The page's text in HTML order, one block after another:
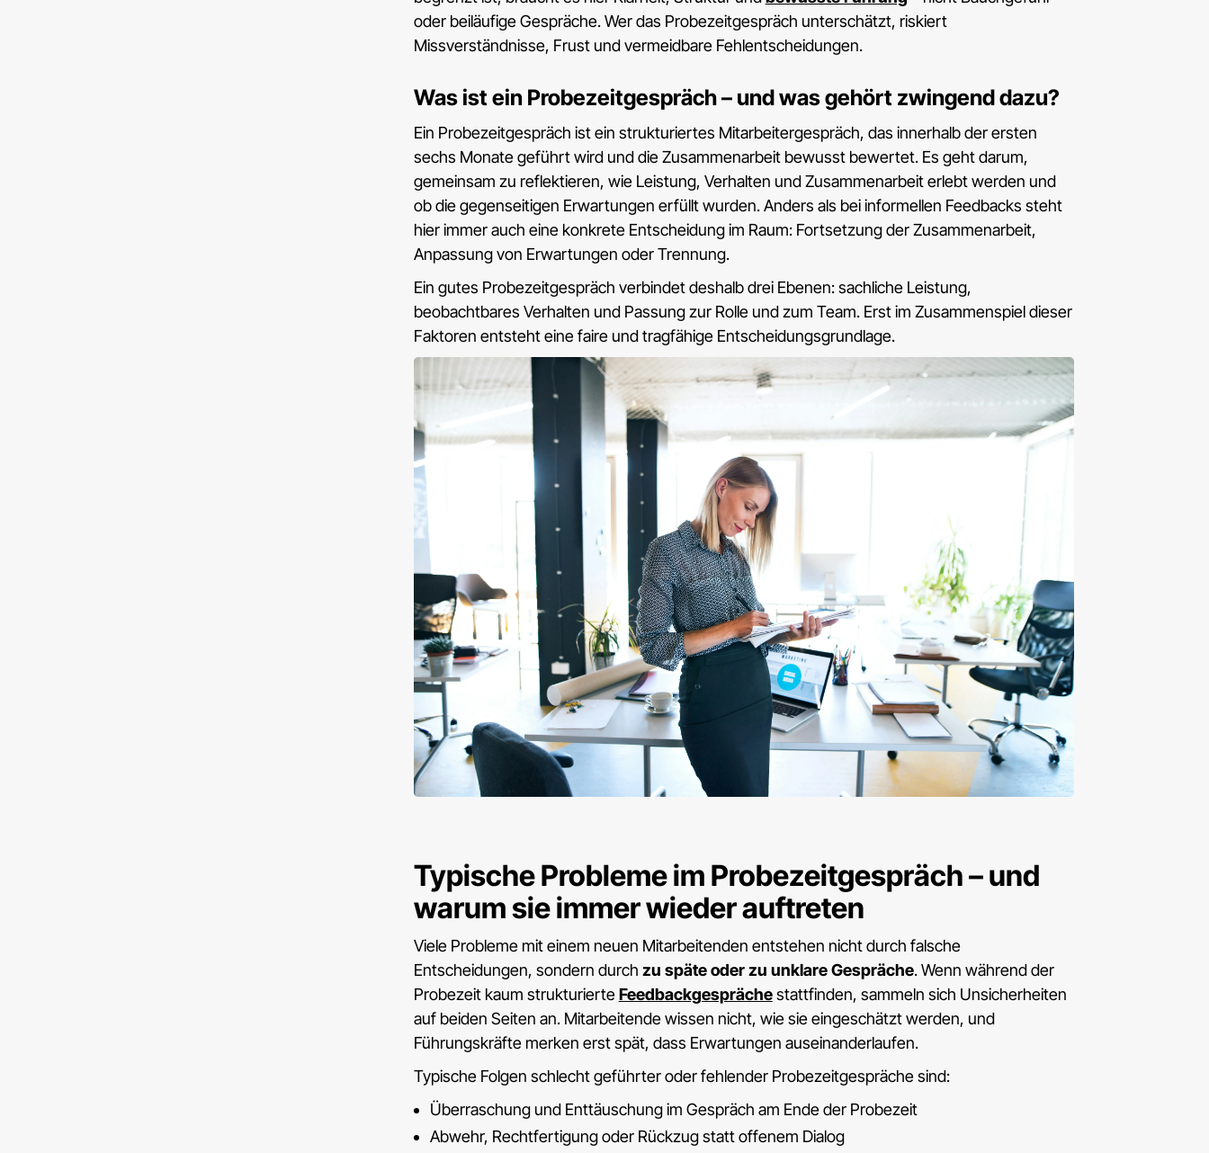
oder beiläufige Gespräche. Wer das Probezeitgespräch unterschätzt, riskiert
Missverständnisse, Frust und vermeidbare Fehlentscheidungen.
Was ist ein Probezeitgespräch – und was gehört zwingend dazu?
Ein Probezeitgespräch ist ein strukturiertes Mitarbeitergespräch, das innerhalb der ersten
sechs Monate geführt wird und die Zusammenarbeit bewusst bewertet. Es geht darum,
gemeinsam zu reflektieren, wie Leistung, Verhalten und Zusammenarbeit erlebt werden und
ob die gegenseitigen Erwartungen erfüllt wurden. Anders als bei informellen Feedbacks steht
hier immer auch eine konkrete Entscheidung im Raum: Fortsetzung der Zusammenarbeit,
Anpassung von Erwartungen oder Trennung.
Ein gutes Probezeitgespräch verbindet deshalb drei Ebenen: sachliche Leistung,
beobachtbares Verhalten und Passung zur Rolle und zum Team. Erst im Zusammenspiel dieser
Faktoren entsteht eine faire und tragfähige Entscheidungsgrundlage.
Typische Probleme im Probezeitgespräch – und
warum sie immer wieder auftreten
Viele Probleme mit einem neuen Mitarbeitenden entstehen nicht durch falsche
Entscheidungen, sondern durch zu späte oder zu unklare Gespräche. Wenn während der
Probezeit kaum strukturierteFeedbackgesprächestattfinden, sammeln sich Unsicherheiten
auf beiden Seiten an. Mitarbeitende wissen nicht, wie sie eingeschätzt werden, und
Führungskräfte merken erst spät, dass Erwartungen auseinanderlaufen.
Typische Folgen schlecht geführter oder fehlender Probezeitgespräche sind:
Überraschung und Enttäuschung im Gespräch am Ende der Probezeit
Abwehr, Rechtfertigung oder Rückzug statt offenem Dialog